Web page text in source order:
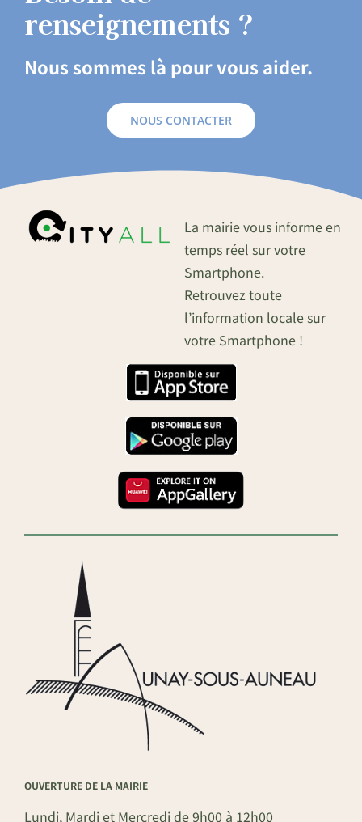
renseignements ?
Nous sommes là pour vous aider.
NOUS CONTACTER
La mairie vous informe en
temps réel sur votre
Smartphone.
Retrouvez toute
l’information locale sur
votre Smartphone !
OUVERTURE DE LA MAIRIE
Lundi, Mardi et Mercredi de 9h00 à 12h00